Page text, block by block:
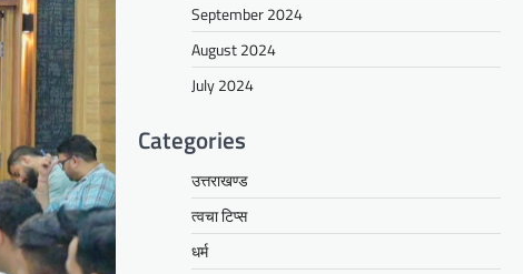
September 2024
August 2024
July 2024
Categories
उत्तराखण्ड
त्वचा टिप्स
धर्म